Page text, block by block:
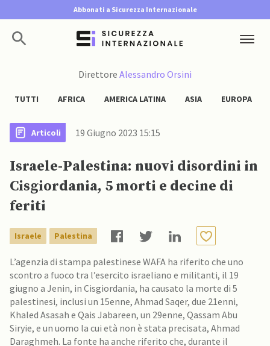
Abbonati a Sicurezza Internazionale
Direttore Alessandro Orsini
TUTTI AFRICA AMERICA LATINA ASIA EUROPA
Articoli 19 Giugno 2023 15:15
Israele-Palestina: nuovi disordini in
Cisgiordania, 5 morti e decine di
feriti
Israele Palestina
L’agenzia di stampa palestinese WAFA ha riferito che uno
scontro a fuoco tra l’esercito israeliano e militanti, il 19
giugno a Jenin, in Cisgiordania, ha causato la morte di 5
palestinesi, inclusi un 15enne, Ahmad Saqer, due 21enni,
Khaled Asasah e Qais Jabareen, un 29enne, Qassam Abu
Siryie, e un uomo la cui età non è stata precisata, Ahmad
Daraghmeh. La fonte ha anche riferito che, durante il